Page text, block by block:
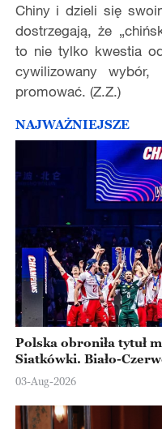
Chiny i dzieli się
dostrzegają, że
to nie tylko kwestia
cywilizowany
promować. (Z.Z.)
NAJWAŻNIEJSZE
Polska obroniła tytuł
Siatkówki. Biało-
Ningbo
03-Aug-2026